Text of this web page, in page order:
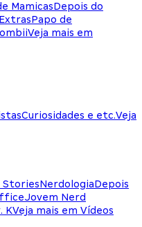
MamicasDepois do
ExtrasPapo de
Veja mais em
Curiosidades e etc.Veja
StoriesNerdologiaDepois
Jovem Nerd
KVeja mais em Vídeos